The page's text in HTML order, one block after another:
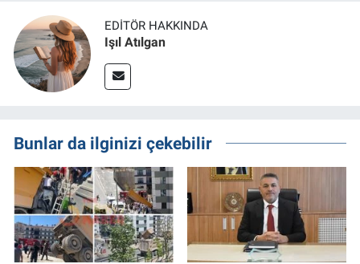
EDITÖR HAKKINDA
Işıl Atılgan
Bunlar da ilginizi çekebilir